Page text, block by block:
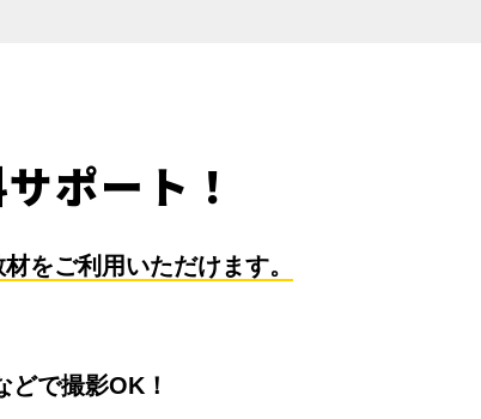
ポート！
をご利用いただけます。
どで撮影OK！